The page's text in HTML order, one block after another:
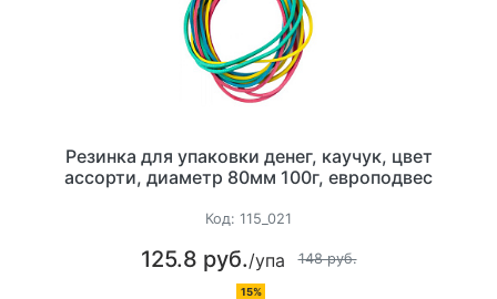
Резинка для упаковки денег, каучук, цвет
ассорти, диаметр 80мм 100г, европодвес
Код: 115_021
125.8 руб./упа 148 руб.
15%